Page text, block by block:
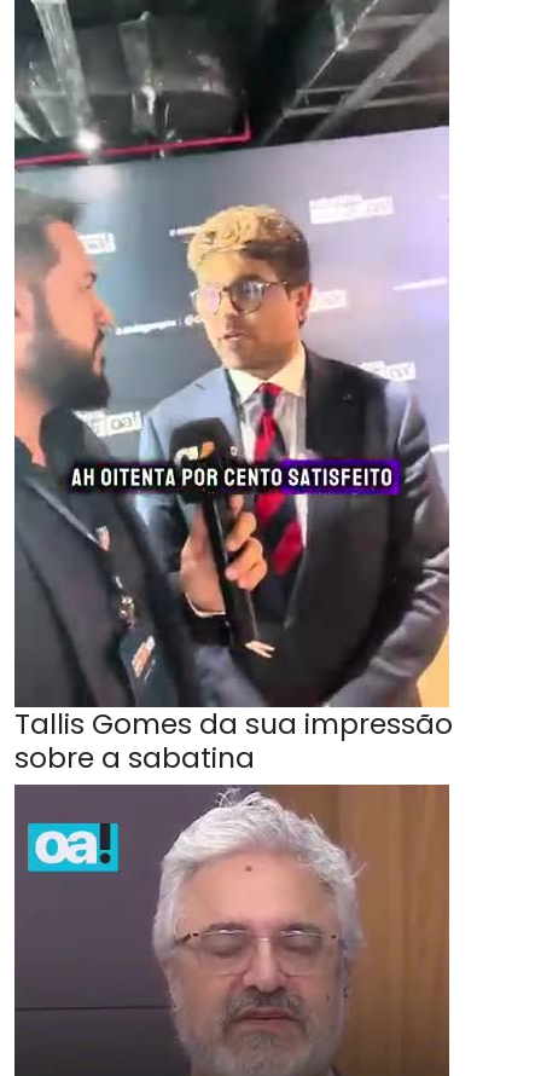
Tallis Gomes da sua impressão
sobre a sabatina